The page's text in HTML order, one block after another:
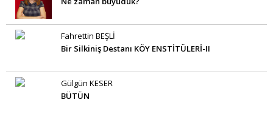
Fahrettin BEŞLİ
Bir Silkiniş Destanı KÖY ENSTİTÜLERİ-II
Gülgün KESER
BÜTÜN